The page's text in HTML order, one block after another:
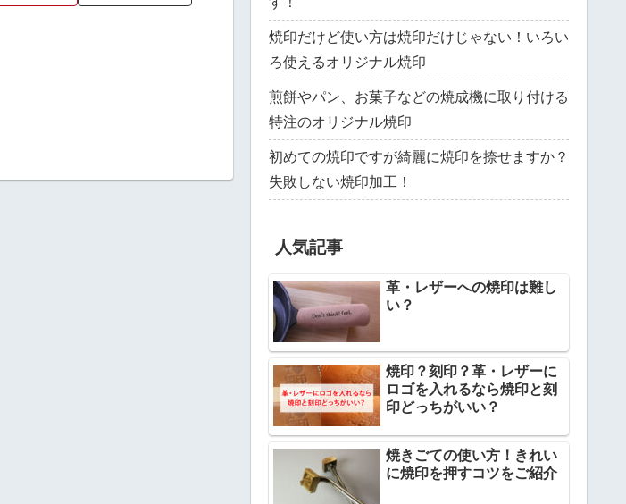
焼印だけど使い方は焼印だけじゃない！いろい
ろ使えるオリジナル焼印
煎餅やパン、お菓子などの焼成機に取り付ける
特注のオリジナル焼印
初めての焼印ですが綺麗に焼印を捺せますか？
失敗しない焼印加工！
人気記事
革・レザーへの焼印は難し
い？
焼印？刻印？革・レザーに
ロゴを入れるなら焼印と刻
印どっちがいい？
焼きごての使い方！きれい
に焼印を押すコツをご紹介